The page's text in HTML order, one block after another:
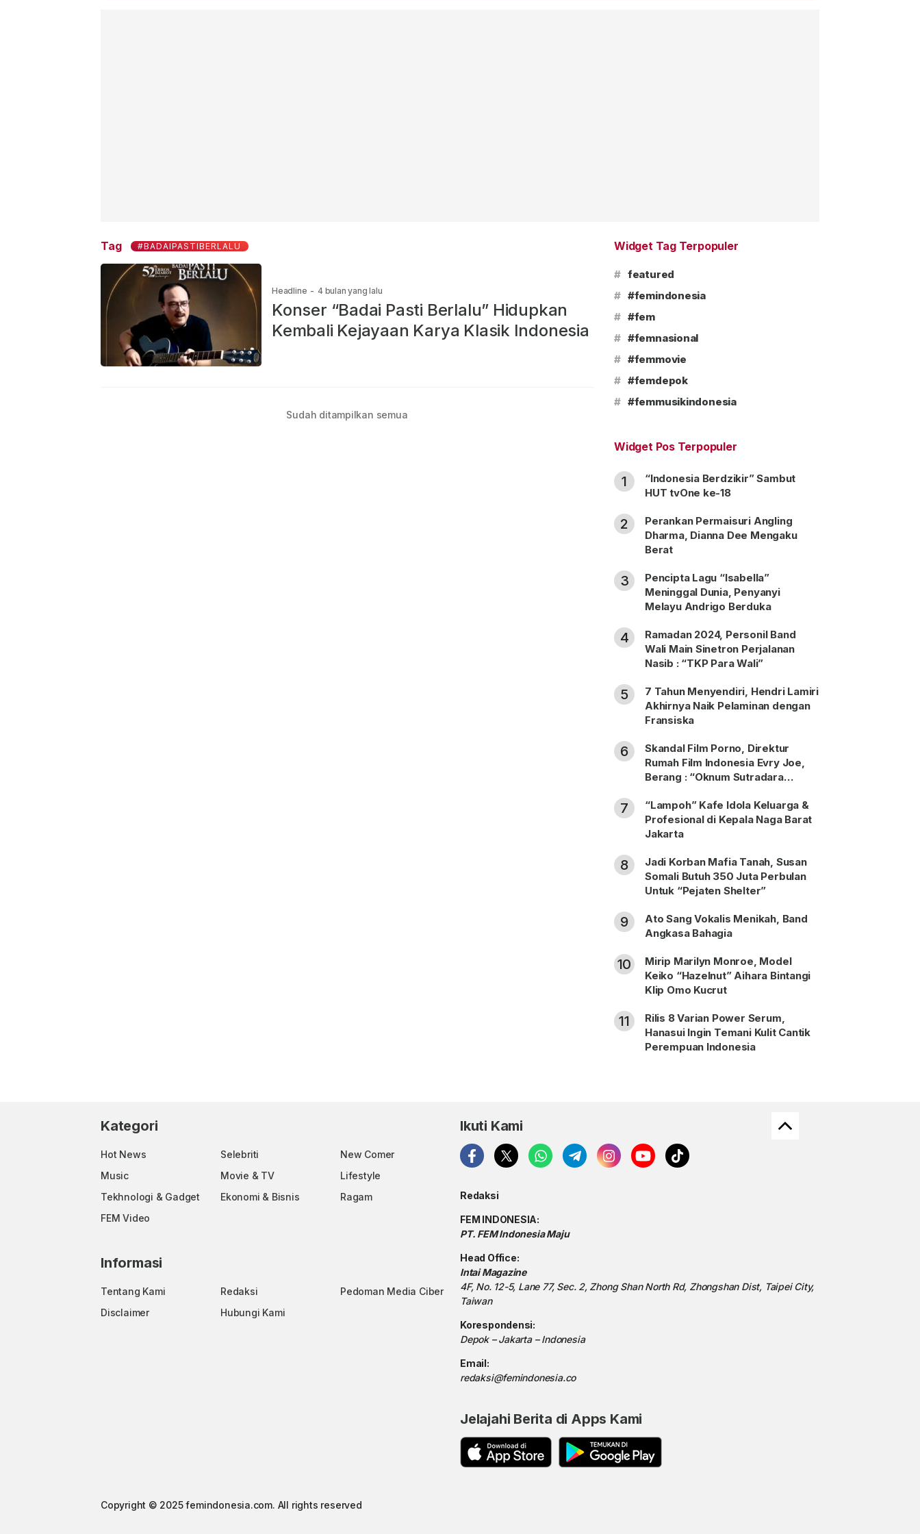
Tag #BADAIPASTIBERLALU
Headline - 4 bulan yang lalu
Konser “Badai Pasti Berlalu” Hidupkan
Kembali Kejayaan Karya Klasik Indonesia
Sudah ditampilkan semua
Widget Tag Terpopuler
# featured
# #femindonesia
# #fem
# #femnasional
# #femmovie
# #femdepok
# #femmusikindonesia
Widget Pos Terpopuler
1
“Indonesia Berdzikir” Sambut
HUT tvOne ke-18
2
Perankan Permaisuri Angling
Dharma, Dianna Dee Mengaku
Berat
3
Pencipta Lagu “Isabella”
Meninggal Dunia, Penyanyi
Melayu Andrigo Berduka
4
Ramadan 2024, Personil Band
Wali Main Sinetron Perjalanan
Nasib : “TKP Para Wali”
5
7 Tahun Menyendiri, Hendri Lamiri
Akhirnya Naik Pelaminan dengan
Fransiska
6
Skandal Film Porno, Direktur
Rumah Film Indonesia Evry Joe,
Berang : “Oknum Sutradara
7
“Lampoh” Kafe Idola Keluarga &
Profesional di Kepala Naga Barat
Jakarta
8
Jadi Korban Mafia Tanah, Susan
Somali Butuh 350 Juta Perbulan
Untuk “Pejaten Shelter”
9
Ato Sang Vokalis Menikah, Band
Angkasa Bahagia
10
Mirip Marilyn Monroe, Model
Keiko “Hazelnut” Aihara Bintangi
Klip Omo Kucrut
11
Rilis 8 Varian Power Serum,
Hanasui Ingin Temani Kulit Cantik
Perempuan Indonesia
Kategori
Hot News Selebriti
New Comer
Music
Movie & TV
Lifestyle
Tekhnologi & Gadget
Ekonomi & Bisnis
Ragam
FEM Video
Informasi
Tentang Kami Redaksi
Pedoman Media Ciber
Disclaimer
Hubungi Kami
Ikuti Kami
Redaksi
FEM INDONESIA:
PT. FEM Indonesia Maju
Head Office:
Intai Magazine
4F, No. 12-5, Lane 77, Sec. 2, Zhong Shan North Rd, Zhongshan Dist, Taipei City,
Taiwan
Korespondensi:
Depok – Jakarta – Indonesia
Email:
redaksi@femindonesia.co
Jelajahi Berita di Apps Kami
Copyright © 2025 femindonesia.com. All rights reserved